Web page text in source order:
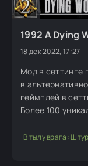
1992 A Dying
18 дек 2022, 17:27
Мод в сеттинге
в
геймплей в
Более 100
продвинутой
В тылу врага: